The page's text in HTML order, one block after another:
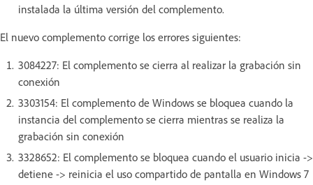
instalada la última versión del complemento.
El nuevo complemento corrige los errores siguientes:
3084227: El complemento se cierra al realizar la grabación sin
conexión
3303154: El complemento de Windows se bloquea cuando la
instancia del complemento se cierra mientras se realiza la
grabación sin conexión
3328652: El complemento se bloquea cuando el usuario inicia ->
detiene -> reinicia el uso compartido de pantalla en Windows 7